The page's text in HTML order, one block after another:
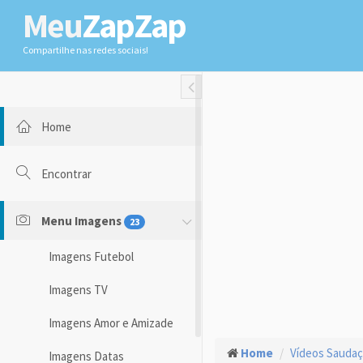
MeuZapZap
Compartilhe nas redes sociais!
Toggle Fullwidth
Home
Encontrar
Menu Imagens 23
Imagens Futebol
Imagens TV
Imagens Amor e Amizade
Imagens Datas Home Vídeos